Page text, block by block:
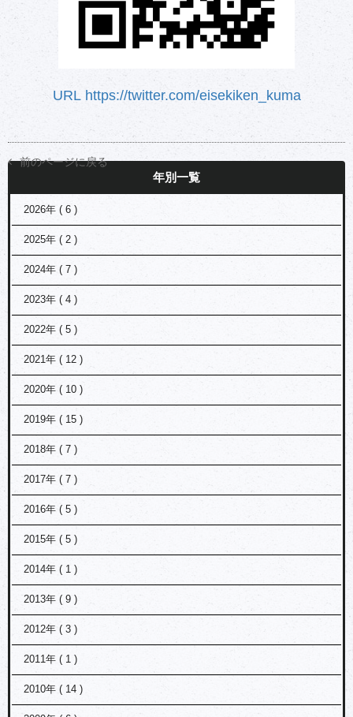
URL https://twitter.com/eisekiken_kuma
前のページに戻る
年別一覧
2026年 ( 6 )
2025年 ( 2 )
2024年 ( 7 )
2023年 ( 4 )
2022年 ( 5 )
2021年 ( 12 )
2020年 ( 10 )
2019年 ( 15 )
2018年 ( 7 )
2017年 ( 7 )
2016年 ( 5 )
2015年 ( 5 )
2014年 ( 1 )
2013年 ( 9 )
2012年 ( 3 )
2011年 ( 1 )
2010年 ( 14 )